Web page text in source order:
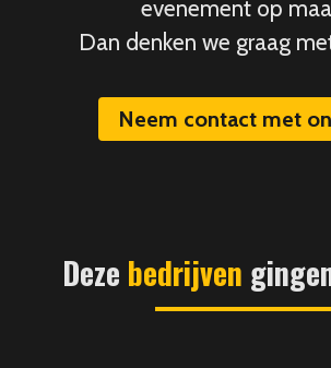
evenement op
Dan denken we graag
Neem contact met
Deze bedrijven